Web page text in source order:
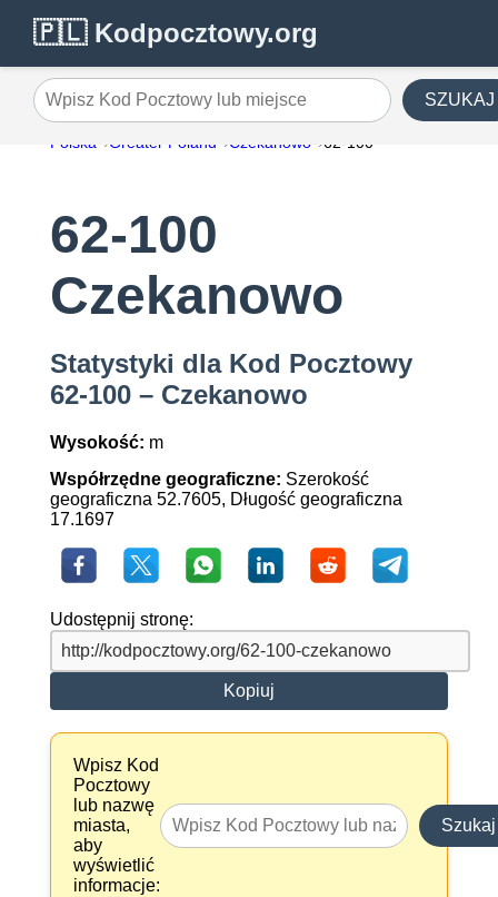
🇵🇱 Kodpocztowy.org
Wpisz Kod Pocztowy lub miejsce SZUKAJ
Polska Greater Poland Czekanowo 62-100
62-100
Czekanowo
Statystyki dla Kod Pocztowy
62-100 – Czekanowo
Wysokość: m
Współrzędne geograficzne: Szerokość
geograficzna 52.7605, Długość geograficzna
17.1697
Udostępnij stronę:
Kopiuj
Wpisz Kod
Pocztowy
lub nazwę
miasta,
aby
wyświetlić
informacje:
Szukaj